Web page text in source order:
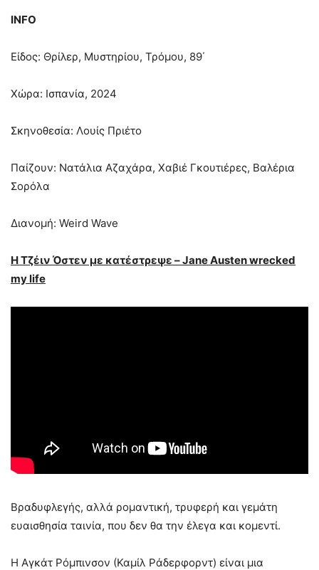
INFO
Είδος: Θρίλερ, Μυστηρίου, Τρόμου, 89΄
Χώρα: Ισπανία, 2024
Σκηνοθεσία: Λουίς Πριέτο
Παίζουν: Νατάλια Αζαχάρα, Χαβιέ Γκουτιέρες, Βαλέρια
Σορόλα
Διανομή: Weird Wave
Η Τζέιν Όστεν με κατέστρεψε –JaneAustenwrecked
mylife
Βραδυφλεγής, αλλά ρομαντική, τρυφερή και γεμάτη
ευαισθησία ταινία, που δεν θα την έλεγα και κομεντί.
Η Αγκάτ Ρόμπινσον (Καμίλ Ράδερφορντ) είναι μια